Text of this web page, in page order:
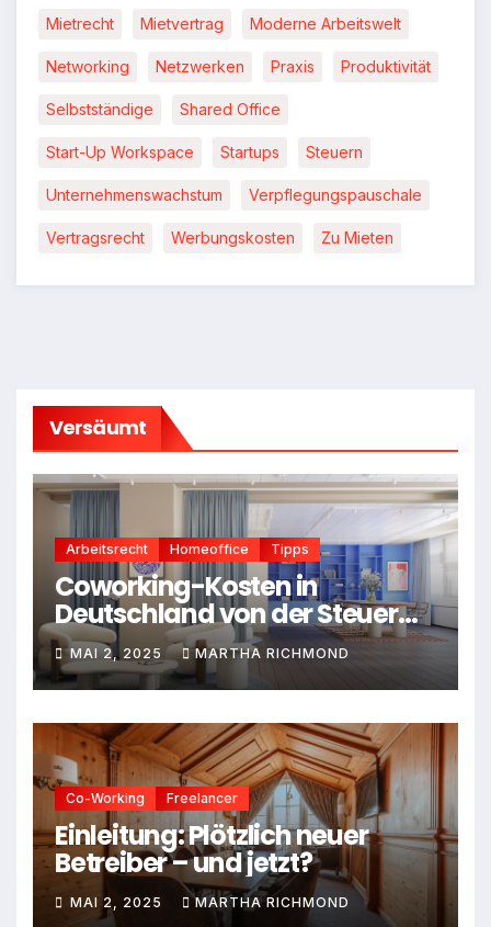
Mietrecht Mietvertrag Moderne Arbeitswelt
Networking Netzwerken Praxis Produktivität
Selbstständige Shared Office
Start-Up Workspace Startups Steuern
Unternehmenswachstum Verpflegungspauschale
Vertragsrecht Werbungskosten Zu Mieten
Versäumt
Arbeitsrecht Homeoffice Tipps
Coworking-Kosten in
Deutschland von der Steuer
absetzen: Dein Leitfaden für
2025
MAI 2, 2025 MARTHA RICHMOND
Co-Working Freelancer
Einleitung: Plötzlich neuer
Betreiber – und jetzt?
MAI 2, 2025 MARTHA RICHMOND